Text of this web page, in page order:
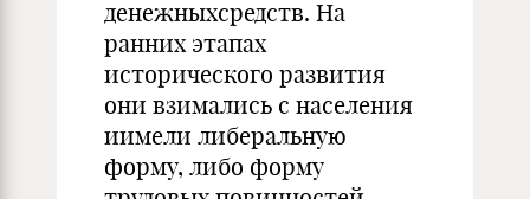
денежныхсредств. На
ранних этапах
исторического развития
они взимались с населения
иимели либеральную
форму, либо форму